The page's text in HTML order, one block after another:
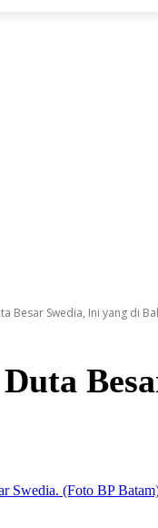
Besar Swedia, Ini yang di